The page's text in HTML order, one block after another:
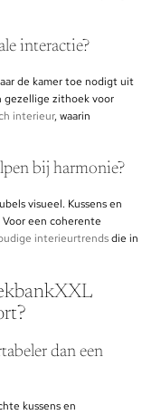
interactie?
de kamer toe nodigt uit
gezellige zithoek voor
interieur, waarin
bij harmonie?
visueel. Kussens en
een coherente
interieurtrendsdie in
dan een
kussens en